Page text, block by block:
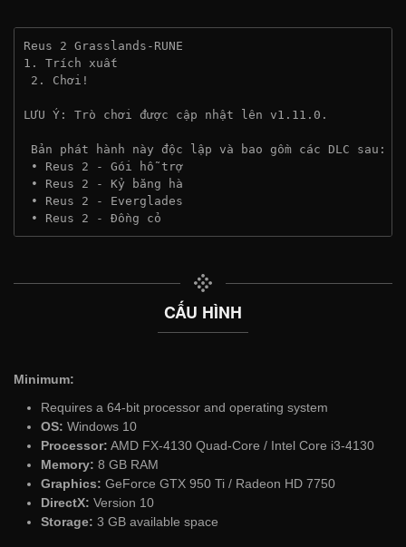
Reus 2 Grasslands-RUNE
1. Trích xuất
2. Chơi!
LƯU Ý: Trò chơi được cập nhật lên v1.11.0.
Bản phát hành này độc lập và bao gồm các DLC sau:
• Reus 2 - Gói hỗ trợ
• Reus 2 - Kỷ băng hà
• Reus 2 - Everglades
• Reus 2 - Đồng cỏ
CẤU HÌNH
Minimum:
Requires a 64-bit processor and operating system
OS: Windows 10
Processor: AMD FX-4130 Quad-Core / Intel Core i3-4130
Memory: 8 GB RAM
Graphics: GeForce GTX 950 Ti / Radeon HD 7750
DirectX: Version 10
Storage: 3 GB available space